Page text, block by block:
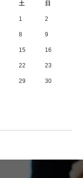
土 日
1 2
8 9
15 16
22 23
29 30